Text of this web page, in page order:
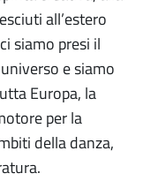
all’estero
siamo presi il
e siamo
Europa, la
per la
della danza,